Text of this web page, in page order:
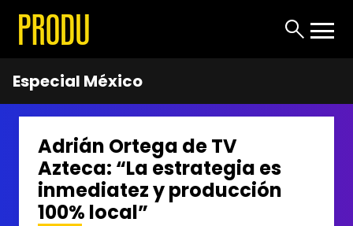
Especial México
Adrián Ortega de TV
Azteca: “La estrategia es
inmediatez y producción
100% local”